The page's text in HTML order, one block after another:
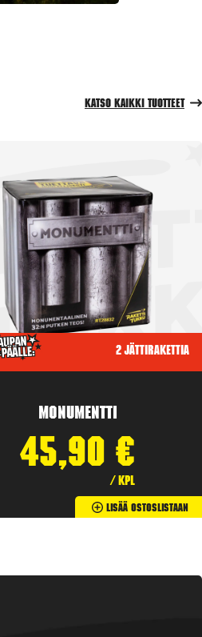
Katso kaikki tuotteet
2 jättirakettia
Monumentti
45,90 €
/ kpl
Lisää Ostoslistaan